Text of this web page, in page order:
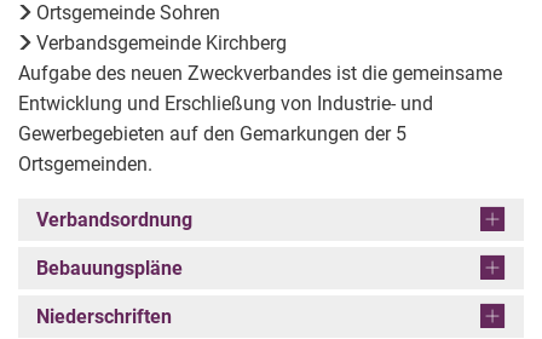
Ortsgemeinde Sohren
Verbandsgemeinde Kirchberg
Aufgabe des neuen Zweckverbandes ist die gemeinsame
Entwicklung und Erschließung von Industrie- und
Gewerbegebieten auf den Gemarkungen der 5
Ortsgemeinden.
Verbandsordnung
Bebauungspläne
Niederschriften